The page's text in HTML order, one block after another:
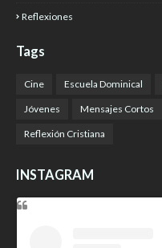
Reflexiones
Tags
Cine Escuela Dominical
Jóvenes Mensajes Cortos
Reflexión Cristiana
INSTAGRAM